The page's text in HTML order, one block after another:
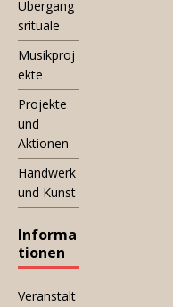
Übergang
srituale
Musikproj
ekte
Projekte
und
Aktionen
Handwerk
und Kunst
Informa
tionen
Veranstalt